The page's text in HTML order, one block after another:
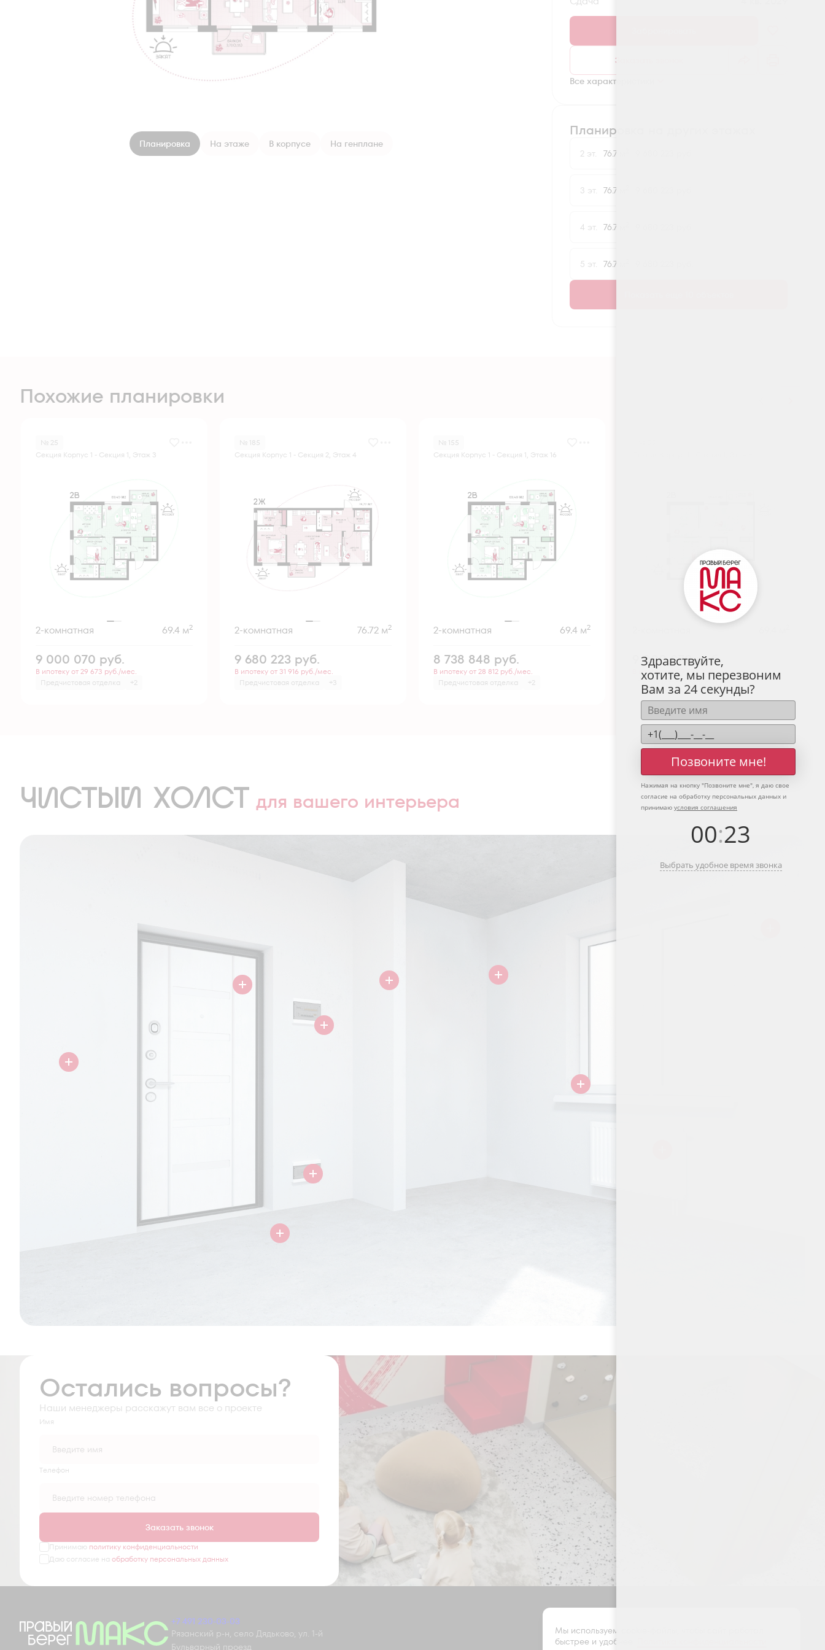
Планировка На этаже В корпусе На генплане
Заказать звонок
Все характеристики
Планировка на других этажах
2 эт. 76.7 м
3 эт. 76.7 м
4 эт. 76.7 м
5 эт. 76.7 м
Похожие планировки
№ 25
Секция Корпус 1 - Секция 1, Этаж 3
2-комнатная 69.4 м2
9 000 070 руб.
В ипотеку от 29 673 руб./мес.
Предчистовая отделка
+2
№ 185
Секция Корпус 1 - Секция 2, Этаж 4
2-комнатная 76.72 м2
9 680 223 руб.
В ипотеку от 31 916 руб./мес.
Предчистовая отделка
+3
№ 155
Секция Корпус 1 - Секция 1, Этаж 16
2-комнатная 69.4 м2
8 738 848 руб.
В ипотеку от 28 812 руб./мес.
Предчистовая отделка
+2
9 000 070руб.
В ипотеку от 29 673 руб./мес.
Предчистовая отделка
+2
ЧИСТЫЙ ХОЛСТ для вашего интерьера
Остались вопросы?
Наши менеджеры расскажут вам все о проекте
Имя
Tелефон
Заказать звонок
Принимаю политику конфиденциальности
Даю согласие на обработку персональных данных
+7 491 230-03-03
Рязанский р-н, село Дядьково, ул. 1-й
Бульварный проезд
Здравствуйте,
хотите, мы перезвоним
Вам за 24 секунды?
Позвоните мне!
Нажимая на кнопку "Позвоните мне", я даю свое
согласие на обработку персональных данных и
принимаю условия соглашения
00:23
Выбрать удобное время звонка
Мы используем cookie-файлы, чтобы сайт работал
быстрее и удобнее.